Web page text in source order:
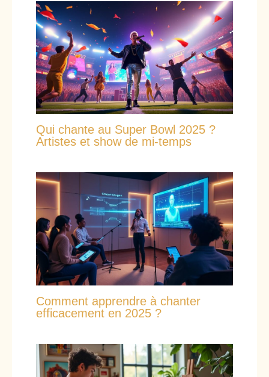
Qui chante au Super Bowl 2025 ?
Artistes et show de mi-temps
Comment apprendre à chanter
efficacement en 2025 ?